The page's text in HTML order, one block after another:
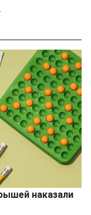
наказали